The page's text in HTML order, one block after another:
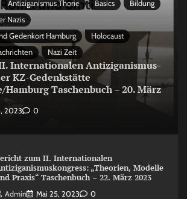
Antiziganismus Thorie Basics
Bildung
Nazis
Gedenkort Hamburg
Holocaust
Nazi Zeit
Internationalen Antiziganismus-
KZ-Gedenkstätte
Hamburg Taschenbuch – 20. März
2023 0
zum II. Internationalen
„Theorien, Modelle
Praxis“ Taschenbuch – 22. März 2023
Admin Mai 25, 2023 0